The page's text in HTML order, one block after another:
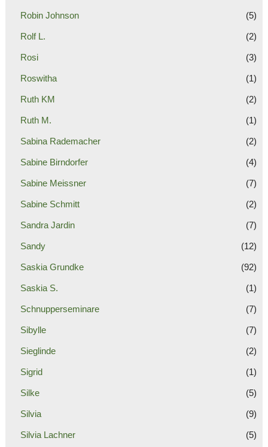
Robin Johnson (5)
Rolf L. (2)
Rosi (3)
Roswitha (1)
Ruth KM (2)
Ruth M. (1)
Sabina Rademacher (2)
Sabine Birndorfer (4)
Sabine Meissner (7)
Sabine Schmitt (2)
Sandra Jardin (7)
Sandy (12)
Saskia Grundke (92)
Saskia S. (1)
Schnupperseminare (7)
Sibylle (7)
Sieglinde (2)
Sigrid (1)
Silke (5)
Silvia (9)
Silvia Lachner (5)